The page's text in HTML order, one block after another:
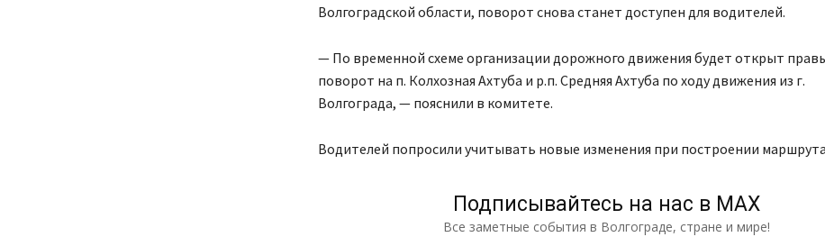
Волгоградской области, поворот снова станет доступен для водителей.
— По временной схеме организации дорожного движения будет открыт
поворот на п. Колхозная Ахтуба и р.п. Средняя Ахтуба по ходу движения из г.
Волгограда, — пояснили в комитете.
Водителей попросили учитывать новые изменения при построении
Подписывайтесь на нас в МАХ
Все заметные события в Волгограде, стране и мире!